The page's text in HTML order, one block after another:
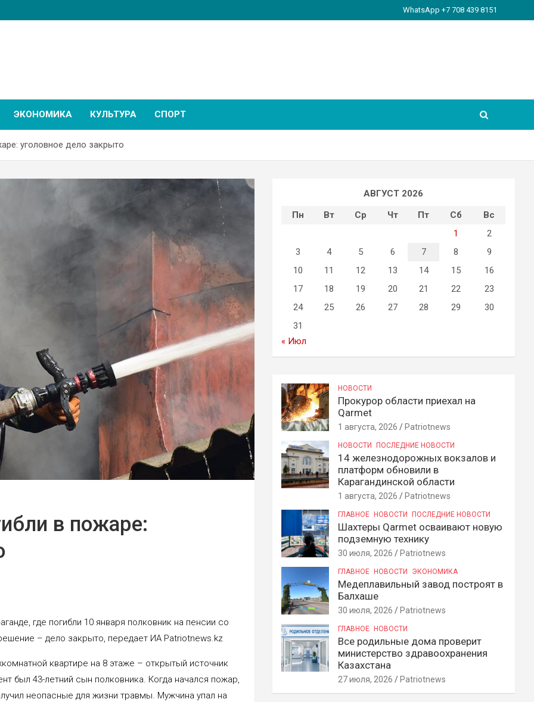
WhatsApp +7 708 439 8151
ЭКОНОМИКА КУЛЬТУРА СПОРТ
уголовное дело закрыто
в пожаре:
где погибли 10 января полковник на пенсии со
– дело закрыто, передает ИА Patriotnews.kz
квартире на 8 этаже – открытый источник
был 43-летний сын полковника. Когда начался пожар,
неопасные для жизни травмы. Мужчина упал на
АВГУСТ 2026
Пн
Вт Ср Чт Пт Сб
Вс
1
2
3
4 5 6 7 8
9
10
11 12 13 14 15
16
17
18 19 20 21 22
23
24
25 26 27 28 29
30
31
« Июл
НОВОСТИ
Прокурор области приехал на
Qarmet
1 августа, 2026 Patriotnews
НОВОСТИ ПОСЛЕДНИЕ НОВОСТИ
14 железнодорожных вокзалов и
платформ обновили в
Карагандинской области
1 августа, 2026 Patriotnews
ГЛАВНОЕ НОВОСТИ ПОСЛЕДНИЕ НОВОСТИ
Шахтеры Qarmet осваивают новую
подземную технику
30 июля, 2026 Patriotnews
ГЛАВНОЕ НОВОСТИ ЭКОНОМИКА
Медеплавильный завод построят в
Балхаше
30 июля, 2026 Patriotnews
ГЛАВНОЕ НОВОСТИ
Все родильные дома проверит
министерство здравоохранения
Казахстана
27 июля, 2026 Patriotnews